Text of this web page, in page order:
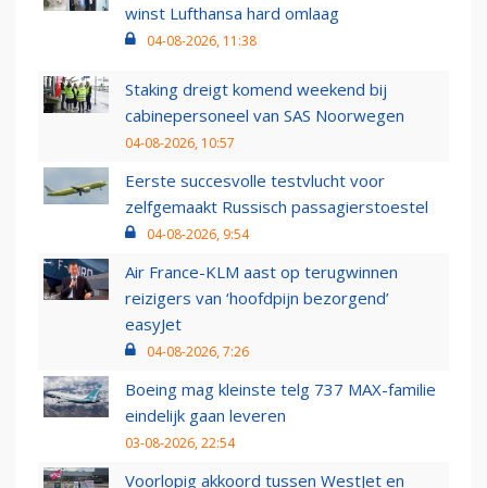
winst Lufthansa hard omlaag
04-08-2026, 11:38
Staking dreigt komend weekend bij
cabinepersoneel van SAS Noorwegen
04-08-2026, 10:57
Eerste succesvolle testvlucht voor
zelfgemaakt Russisch passagierstoestel
04-08-2026, 9:54
Air France-KLM aast op terugwinnen
reizigers van ‘hoofdpijn bezorgend’
easyJet
04-08-2026, 7:26
Boeing mag kleinste telg 737 MAX-familie
eindelijk gaan leveren
03-08-2026, 22:54
Voorlopig akkoord tussen WestJet en